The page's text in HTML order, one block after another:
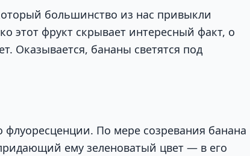
большинство из нас привыкли
этот фрукт скрывает интересный факт, о
Оказывается, бананы светятся под
По мере созревания банана
ему зеленоватый цвет — в его